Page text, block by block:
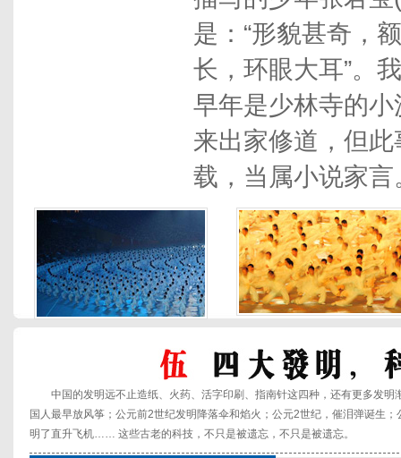
是：“形貌甚奇，
长，环眼大耳”。
早年是少林寺的
来出家修道，但
载，当属小说家言
中国的发明远不止造纸、火药、活字印刷、指南针这四种，还有更多发
国人最早放风筝；公元前2世纪发明降落伞和焰火；公元2世纪，催泪弹诞生
明了直升飞机…… 这些古老的科技，不只是被遗忘，不只是被遗忘。